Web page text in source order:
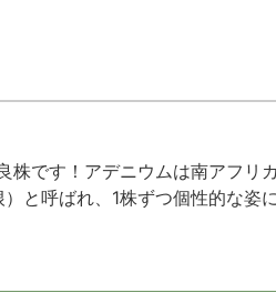
です！アデニウムは南アフリ
と呼ばれ、1株ずつ個性的な姿